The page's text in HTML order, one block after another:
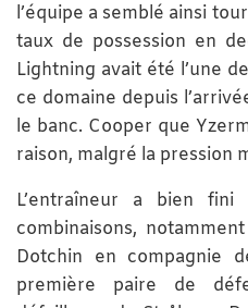
l’équipe a semblé ainsi
taux de possession en
Lightning avait été l’une
ce domaine depuis
le banc. Cooper que
raison, malgré la pression
L’entraîneur a bien
combinaisons,
Dotchin en compagnie
première paire de